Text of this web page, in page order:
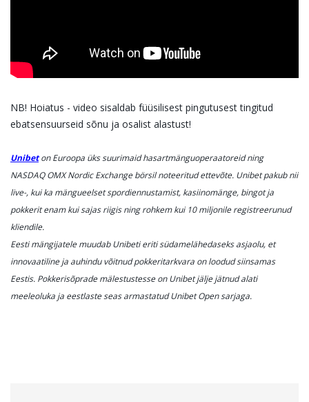
NB! Hoiatus - video sisaldab füüsilisest pingutusest tingitud
ebatsensuurseid sõnu ja osalist alastust!
Unibeton Euroopa üks suurimaid hasartmänguoperaatoreid ning
NASDAQ OMX Nordic Exchange börsil noteeritud ettevõte. Unibet pakub nii
live-, kui ka mängueelset spordiennustamist, kasiinomänge, bingot ja
pokkerit enam kui sajas riigis ning rohkem kui 10 miljonile registreerunud
kliendile.
Eesti mängijatele muudab Unibeti eriti südamelähedaseks asjaolu, et
innovaatiline ja auhindu võitnud pokkeritarkvara on loodud siinsamas
Eestis. Pokkerisõprade mälestustesse on Unibet jälje jätnud alati
meeleoluka ja eestlaste seas armastatud Unibet Open sarjaga.